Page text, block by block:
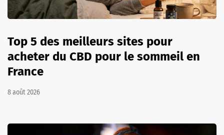
Top 5 des meilleurs sites pour
acheter du CBD pour le sommeil en
France
8 août 2026